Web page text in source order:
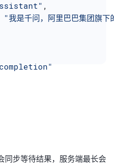
,
"我是千问，阿里巴巴集团旗下
同步等待结果，服务端最长会